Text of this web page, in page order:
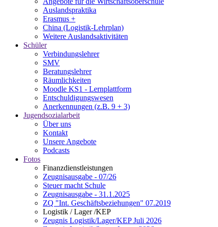
Auslandspraktika
Erasmus +
China (Logistik-Lehrplan)
Weitere Auslandsaktivitäten
Schüler
Verbindungslehrer
SMV
Beratungslehrer
Räumlichkeiten
Moodle KS1 - Lernplattform
Entschuldigungswesen
Anerkennungen (z.B. 9 + 3)
Jugendsozialarbeit
Über uns
Kontakt
Unsere Angebote
Podcasts
Fotos
Finanzdienstleistungen
Zeugnisausgabe - 07/26
Steuer macht Schule
Zeugnisausgabe - 31.1.2025
ZQ "Int. Geschäftsbeziehungen" 07.2019
Logistik / Lager /KEP
Zeugnis Logistik/Lager/KEP Juli 2026